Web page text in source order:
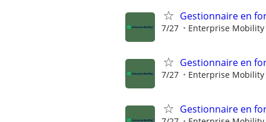
Gestionnaire en
7/27 Enterprise Mobility
Gestionnaire en
7/27 Enterprise Mobility
Gestionnaire en